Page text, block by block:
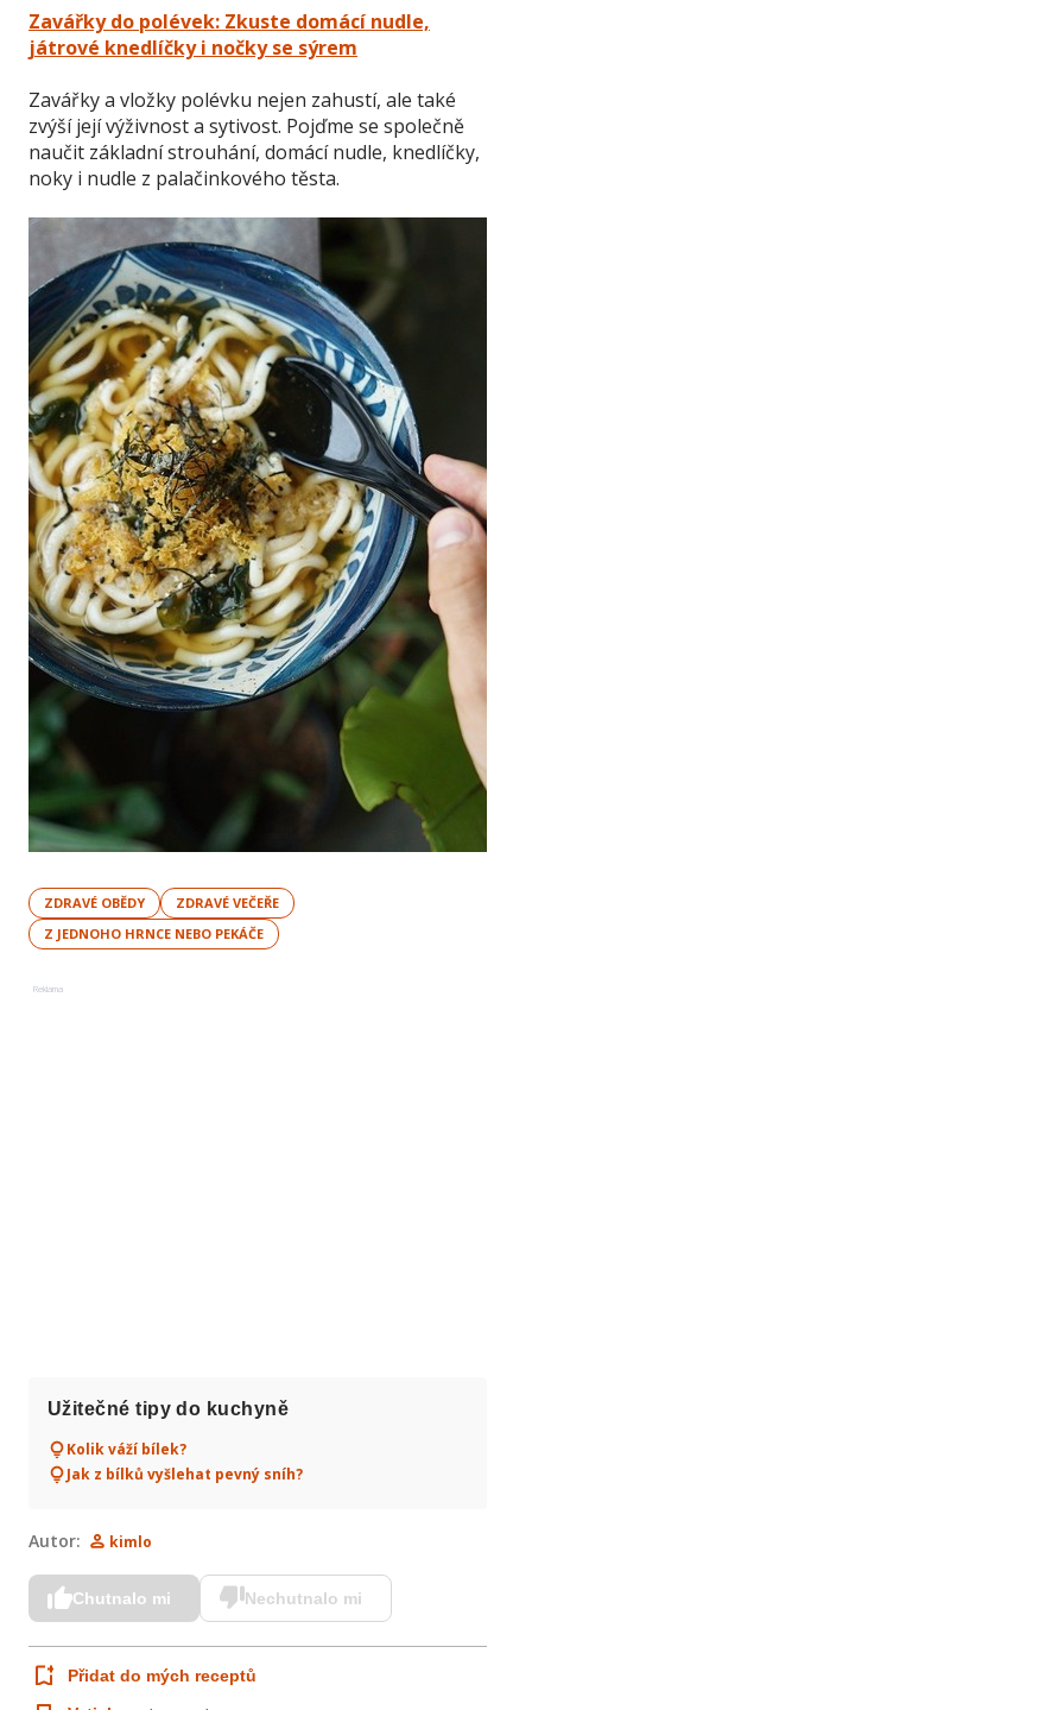
Zavářky do polévek: Zkuste domácí nudle,
játrové knedlíčky i nočky se sýrem
Zavářky a vložky polévku nejen zahustí, ale také
zvýší její výživnost a sytivost. Pojďme se společně
naučit základní strouhání, domácí nudle, knedlíčky,
noky i nudle z palačinkového těsta.
ZDRAVÉ OBĚDY
ZDRAVÉ VEČEŘE
Z JEDNOHO HRNCE NEBO PEKÁČE
Reklama
Užitečné tipy do kuchyně
Kolik váží bílek?
Jak z bílků vyšlehat pevný sníh?
Autor: kimlo
Chutnalo mi Nechutnalo mi
Přidat do mých receptů